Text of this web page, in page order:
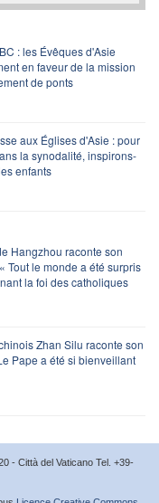
: les Évêques d'Asie
en faveur de la mission
de ponts
aux Églises d'Asie : pour
la synodalité, inspirons-
enfants
Hangzhou raconte son
Tout le monde a été surpris
la foi des catholiques
Zhan Silu raconte son
Pape a été si bienveillant
- Città del Vaticano Tel. +39-